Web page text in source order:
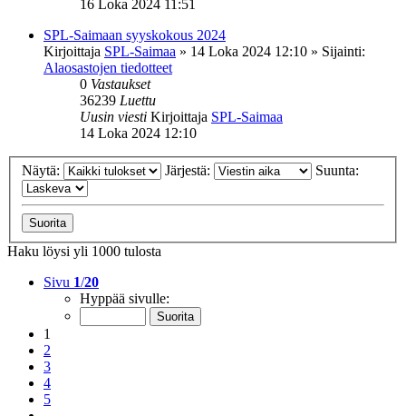
16 Loka 2024 11:51
SPL-Saimaan syyskokous 2024
Kirjoittaja SPL-Saimaa » 14 Loka 2024 12:10 » Sijainti:
Alaosastojen tiedotteet
0 Vastaukset
36239 Luettu
Uusin viesti Kirjoittaja SPL-Saimaa
14 Loka 2024 12:10
Näytä: Järjestä: Suunta:
Haku löysi yli 1000 tulosta
Sivu 1/20
Hyppää sivulle:
1
2
3
4
5